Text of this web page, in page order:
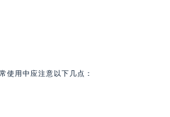
使用中应注意以下几点：